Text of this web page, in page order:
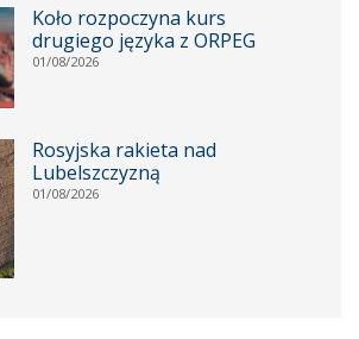
Koło rozpoczyna kurs
drugiego języka z ORPEG
01/08/2026
Rosyjska rakieta nad
Lubelszczyzną
01/08/2026